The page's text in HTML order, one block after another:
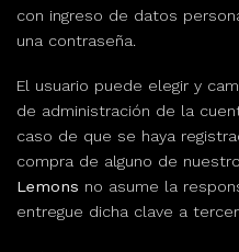
con ingreso de datos
una contraseña.
El usuario puede elegir y
de administración de la
caso de que se haya
compra de alguno de
Lemons no asume la
entregue dicha clave a